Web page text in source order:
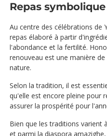
Repas
Au centre des célébrations de
repas élaboré à partir
l'abondance et la fertilité.
renouveau est une manière
nature.
Selon la tradition, il est
qu'elle est encore pleine pour
assurer la prospérité pour
Bien que les traditions varient
et parmi la diaspora